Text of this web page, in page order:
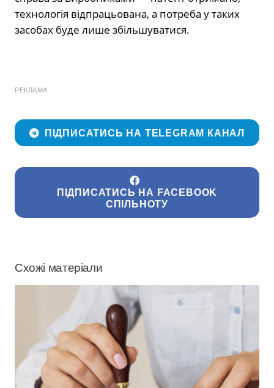
технологія відпрацьована, а потреба у таких
засобах буде лише збільшуватися.
РЕКЛАМА
ПІДПИСАТИСЬ НА TELEGRAM КАНАЛ
ПІДПИСАТИСЬ НА FACEBOOK
СПІЛЬНОТУ
Схожі матеріали